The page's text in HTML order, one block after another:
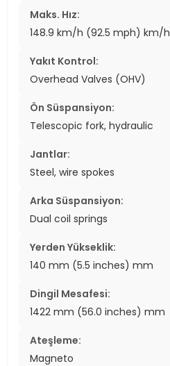
Maks. Hız:
148.9 km/h (92.5 mph) km/h
Yakıt Kontrol:
Overhead Valves (OHV)
Ön Süspansiyon:
Telescopic fork, hydraulic
Jantlar:
Steel, wire spokes
Arka Süspansiyon:
Dual coil springs
Yerden Yükseklik:
140 mm (5.5 inches) mm
Dingil Mesafesi:
1422 mm (56.0 inches) mm
Ateşleme:
Magneto